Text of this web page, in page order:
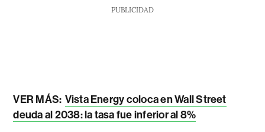
PUBLICIDAD
VER MÁS: Vista Energy coloca en Wall Street
deuda al 2038: la tasa fue inferior al 8%